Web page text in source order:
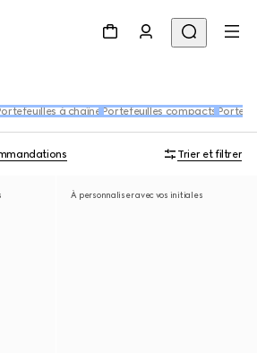
à chaîne Portefeuilles compacts Porte-
Trier et filtrer
À personnaliser avec vos initiales